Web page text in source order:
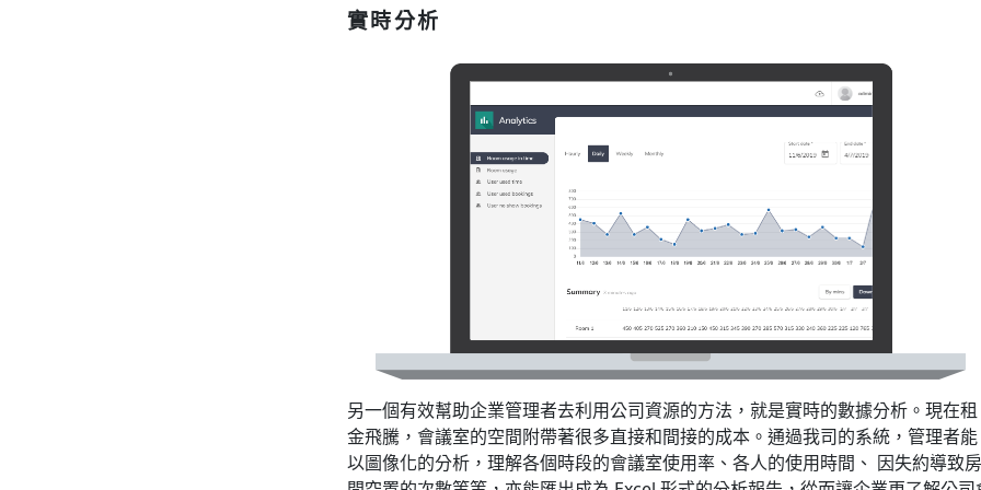
實時分析
另一個有效幫助企業管理者去利用公司資源的方法，就是實時的數據分析。現在租
金飛騰，會議室的空間附帶著很多直接和間接的成本。通過我司的系統，管理者能
以圖像化的分析，理解各個時段的會議室使用率、各人的使用時間、 因失約導致房